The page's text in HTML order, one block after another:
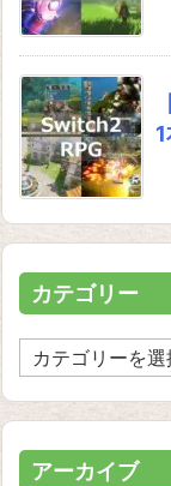
カテゴリー
カ
テ
ゴ
リ
ー
アーカイブ